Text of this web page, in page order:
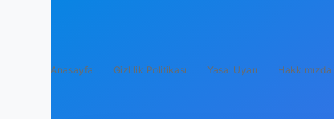
Anasayfa Gizlilik Politikası Yasal Uyarı Hakkımızda